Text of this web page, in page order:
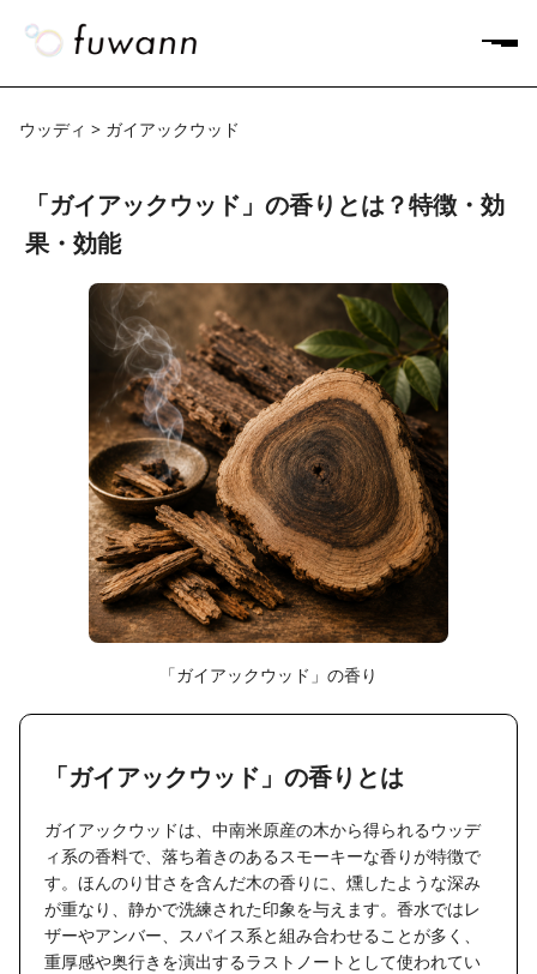
ウッディ > ガイアックウッド
「ガイアックウッド」の香りとは？特徴・効
果・効能
「ガイアックウッド」の香り
「ガイアックウッド」の香りとは
ガイアックウッドは、中南米原産の木から得られるウッデ
ィ系の香料で、落ち着きのあるスモーキーな香りが特徴で
す。ほんのり甘さを含んだ木の香りに、燻したような深み
が重なり、静かで洗練された印象を与えます。香水ではレ
ザーやアンバー、スパイス系と組み合わせることが多く、
重厚感や奥行きを演出するラストノートとして使われてい